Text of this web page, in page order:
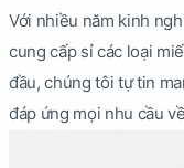
Với nhiều năm kinh
cung cấp sỉ các loại
đầu, chúng tôi tự tin
đáp ứng mọi nhu cầu